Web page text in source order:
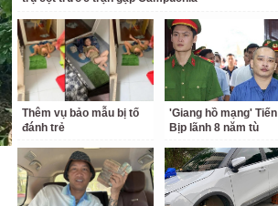
Thêm vụ bảo mẫu bị tố
đánh trẻ
'Giang hồ mạng' Tiến
Bịp lãnh 8 năm tù